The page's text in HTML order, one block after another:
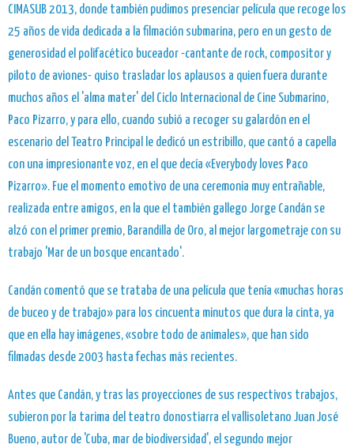
CIMASUB 2013, donde también pudimos presenciar película que recoge los
25 años de vida dedicada a la filmación submarina, pero en un gesto de
generosidad el polifacético buceador -cantante de rock, compositor y
piloto de aviones- quiso trasladar los aplausos a quien fuera durante
muchos años el 'alma mater' del Ciclo Internacional de Cine Submarino,
Paco Pizarro, y para ello, cuando subió a recoger su galardón en el
escenario del Teatro Principal le dedicó un estribillo, que cantó a capella
con una impresionante voz, en el que decía «Everybody loves Paco
Pizarro». Fue el momento emotivo de una ceremonia muy entrañable,
realizada entre amigos, en la que el también gallego Jorge Candán se
alzó con el primer premio, Barandilla de Oro, al mejor largometraje con su
trabajo 'Mar de un bosque encantado'.
Candán comentó que se trataba de una película que tenía «muchas horas
de buceo y de trabajo» para los cincuenta minutos que dura la cinta, ya
que en ella hay imágenes, «sobre todo de animales», que han sido
filmadas desde 2003 hasta fechas más recientes.
Antes que Candán, y tras las proyecciones de sus respectivos trabajos,
subieron por la tarima del teatro donostiarra el vallisoletano Juan José
Bueno, autor de 'Cuba, mar de biodiversidad', el segundo mejor